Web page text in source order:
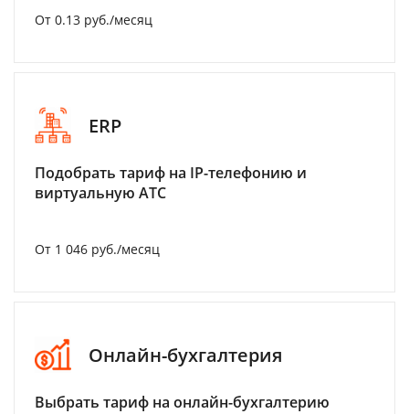
От 0.13 руб./месяц
ERP
Подобрать тариф на IP-телефонию и
виртуальную АТС
От 1 046 руб./месяц
Онлайн-бухгалтерия
Выбрать тариф на онлайн-бухгалтерию